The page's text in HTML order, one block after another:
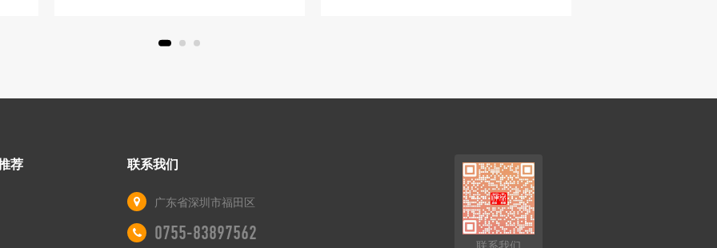
荐 联系我们
广东省深圳市福田区
0755-83897562